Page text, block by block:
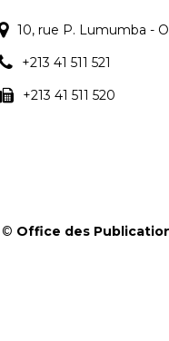
10, rue P. Lumumba -
+213 41 511 521
+213 41 511 520
© Office des